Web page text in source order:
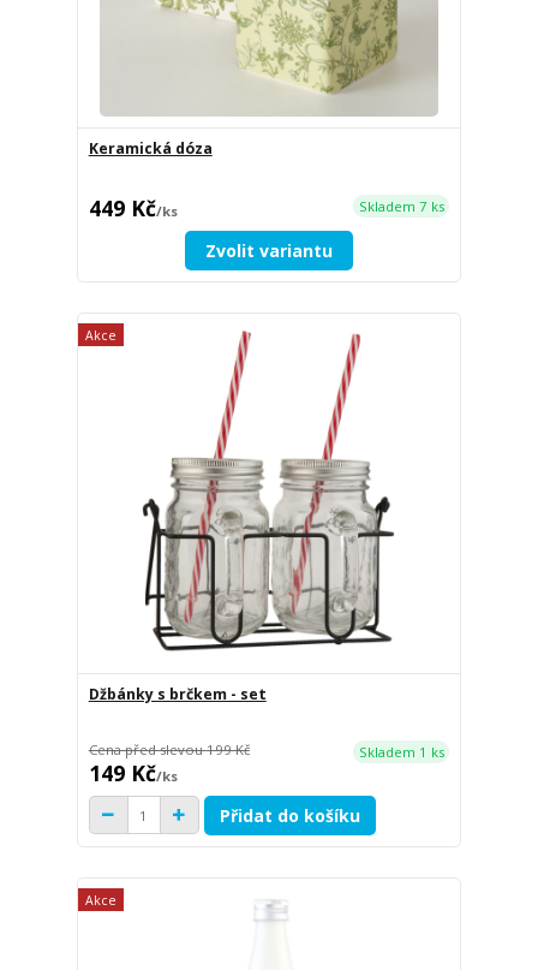
Keramická dóza
449 Kč/ks Skladem 7 ks
Zvolit variantu
Akce
Džbánky s brčkem - set
Cena před slevou199 Kč
149 Kč/ks
Skladem 1 ks
Přidat do košíku
Akce